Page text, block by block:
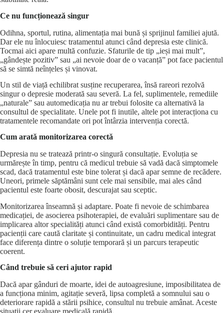
Ce nu funcționează singur
Odihna, sportul, rutina, alimentația mai bună și sprijinul familiei ajută.
Dar ele nu înlocuiesc tratamentul atunci când depresia este clinică.
Tocmai aici apare multă confuzie. Sfaturile de tip „ieși mai mult”,
„gândește pozitiv” sau „ai nevoie doar de o vacanță” pot face pacientul
să se simtă neînțeles și vinovat.
Un stil de viață echilibrat susține recuperarea, însă rareori rezolvă
singur o depresie moderată sau severă. La fel, suplimentele, remediile
„naturale” sau automedicația nu ar trebui folosite ca alternativă la
consultul de specialitate. Unele pot fi inutile, altele pot interacționa cu
tratamentele recomandate ori pot întârzia intervenția corectă.
Cum arată monitorizarea corectă
Depresia nu se tratează printr-o singură consultație. Evoluția se
urmărește în timp, pentru că medicul trebuie să vadă dacă simptomele
scad, dacă tratamentul este bine tolerat și dacă apar semne de recădere.
Uneori, primele săptămâni sunt cele mai sensibile, mai ales când
pacientul este foarte obosit, descurajat sau sceptic.
Monitorizarea înseamnă și adaptare. Poate fi nevoie de schimbarea
medicației, de asocierea psihoterapiei, de evaluări suplimentare sau de
implicarea altor specialități atunci când există comorbidități. Pentru
pacienții care caută claritate și continuitate, un cadru medical integrat
face diferența dintre o soluție temporară și un parcurs terapeutic
coerent.
Când trebuie să ceri ajutor rapid
Dacă apar gânduri de moarte, idei de autoagresiune, imposibilitatea de
a funcționa minim, agitație severă, lipsa completă a somnului sau o
deteriorare rapidă a stării psihice, consultul nu trebuie amânat. Aceste